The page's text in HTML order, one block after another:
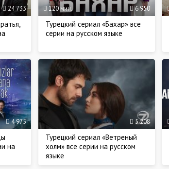
24 733
Турецкий сериал «Бахар» все
серии на русском языке
6 950
120 мин.
на
4 975
Турецкий сериал «Ветреный
холм» все серии на русском
языке
5 208